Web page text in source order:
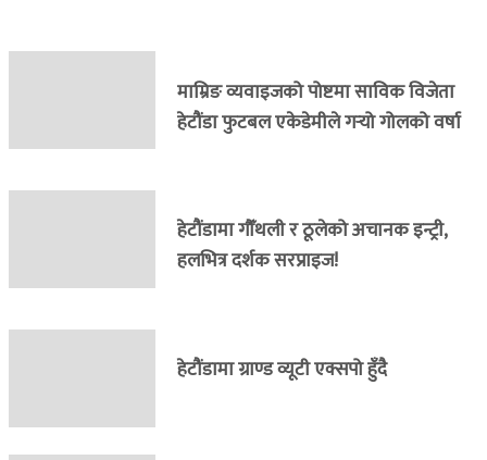
माम्रिङ व्यवाइजको पोष्टमा साविक विजेता
हेटौंडा फुटबल एकेडेमीले गर्‍यो गोलको वर्षा
हेटौंडामा गौँथली र ठूलेको अचानक इन्ट्री,
हलभित्र दर्शक सरप्राइज!
हेटौंडामा ग्राण्ड व्यूटी एक्सपो हुँदै